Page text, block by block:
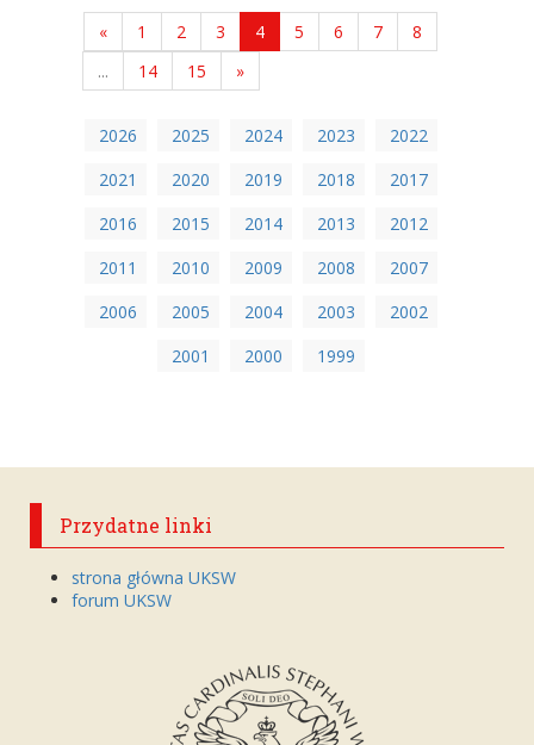
« 1 2 3 4 5 6 7
8
...
14 15 »
2026 2025 2024 2023
2022
2021
2020 2019 2018
2017
2016
2015 2014 2013
2012
2011
2010 2009 2008
2007
2006
2005 2004 2003
2002
2001
2000 1999
Przydatne linki
strona główna UKSW
forum UKSW